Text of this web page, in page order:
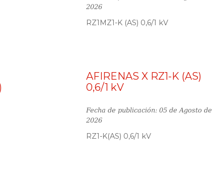
2026
RZ1MZ1-K (AS) 0,6/1 kV
AFIRENAS X RZ1-K (AS)
0,6/1 kV
Fecha de publicación: 05 de Agosto de
2026
RZ1-K(AS) 0,6/1 kV